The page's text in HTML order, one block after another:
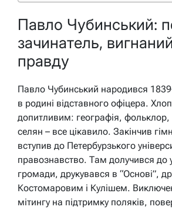
Павло Чубинський:
зачинатель,
правду
Павло Чубинський народився
в родині відставного офіцера.
допитливим: географія, фольклор,
селян – все цікавило. Закінчив
вступив до Петербурзького
правознавство. Там долучився до
громади, друкувався в “Основі”,
Костомаровим і Кулішем.
мітингу на підтримку поляків,